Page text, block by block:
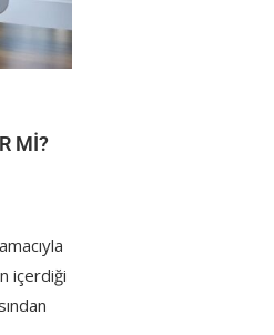
MI?
içerdiği